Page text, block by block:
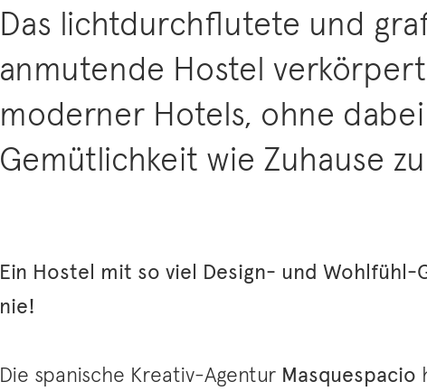
Das lichtdurchflutete und
anmutende Hostel
moderner Hotels, ohne
Gemütlichkeit wie Zuhause
Ein Hostel mit so viel Design- und Wohlfühl-
nie!
Die spanische Kreativ-Agentur Masquespacio